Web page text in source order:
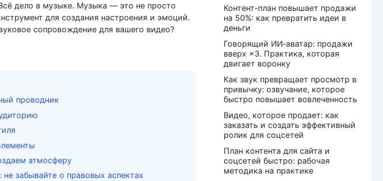
дело в музыке. Музыка — это не просто
для создания настроения и эмоций.
сопровождение для вашего видео?
проводник
атмосферу
забывайте о правовых аспектах
Контент-план повышает продажи
на 50%: как превратить идеи в
деньги
Говорящий ИИ‑аватар: продажи
вверх ×3. Практика, которая
двигает воронку
Как звук превращает просмотр в
привычку: озвучание, которое
быстро повышает вовлеченность
Видео, которое продает: как
заказать и создать эффективный
ролик для соцсетей
План контента для сайта и
соцсетей быстро: рабочая
методика на практике